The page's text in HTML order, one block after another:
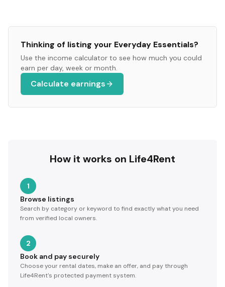
Thinking of listing your Everyday Essentials?
Use the income calculator to see how much you could
earn per day, week or month.
Calculate earnings
How it works on Life4Rent
1
Browse listings
Search by category or keyword to find exactly what you need
from verified local owners.
2
Book and pay securely
Choose your rental dates, make an offer, and pay through
Life4Rent's protected payment system.